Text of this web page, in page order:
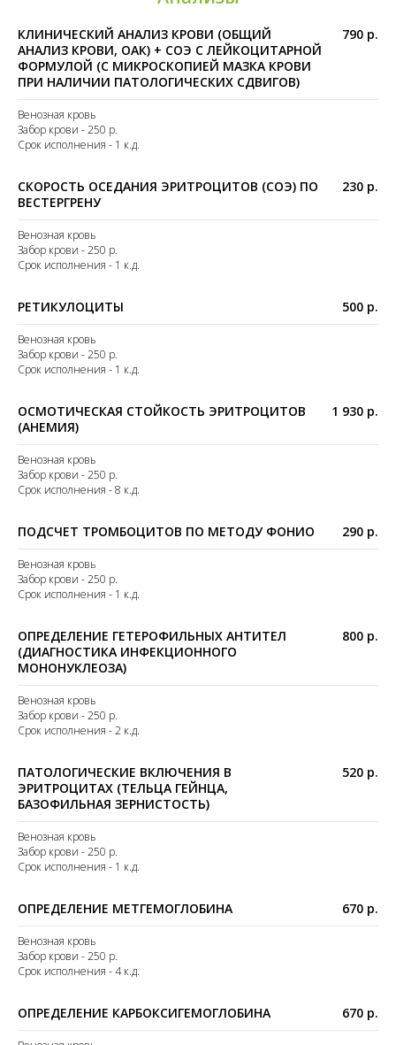
КЛИНИЧЕСКИЙ АНАЛИЗ КРОВИ (ОБЩИЙ
АНАЛИЗ КРОВИ, ОАК) + СОЭ С ЛЕЙКОЦИТАРНОЙ
ФОРМУЛОЙ (С МИКРОСКОПИЕЙ МАЗКА КРОВИ
ПРИ НАЛИЧИИ ПАТОЛОГИЧЕСКИХ СДВИГОВ)
790 р.
Венозная кровь
Забор крови - 250 р.
Срок исполнения - 1 к.д.
СКОРОСТЬ ОСЕДАНИЯ ЭРИТРОЦИТОВ (СОЭ) ПО
ВЕСТЕРГРЕНУ
230 р.
Венозная кровь
Забор крови - 250 р.
Срок исполнения - 1 к.д.
РЕТИКУЛОЦИТЫ 500 р.
Венозная кровь
Забор крови - 250 р.
Срок исполнения - 1 к.д.
ОСМОТИЧЕСКАЯ СТОЙКОСТЬ ЭРИТРОЦИТОВ
(АНЕМИЯ)
1 930 р.
Венозная кровь
Забор крови - 250 р.
Срок исполнения - 8 к.д.
ПОДСЧЕТ ТРОМБОЦИТОВ ПО МЕТОДУ ФОНИО 290 р.
Венозная кровь
Забор крови - 250 р.
Срок исполнения - 1 к.д.
ОПРЕДЕЛЕНИЕ ГЕТЕРОФИЛЬНЫХ АНТИТЕЛ
(ДИАГНОСТИКА ИНФЕКЦИОННОГО
МОНОНУКЛЕОЗА)
800 р.
Венозная кровь
Забор крови - 250 р.
Срок исполнения - 2 к.д.
ПАТОЛОГИЧЕСКИЕ ВКЛЮЧЕНИЯ В
ЭРИТРОЦИТАХ (ТЕЛЬЦА ГЕЙНЦА,
БАЗОФИЛЬНАЯ ЗЕРНИСТОСТЬ)
520 р.
Венозная кровь
Забор крови - 250 р.
Срок исполнения - 1 к.д.
ОПРЕДЕЛЕНИЕ МЕТГЕМОГЛОБИНА 670 р.
Венозная кровь
Забор крови - 250 р.
Срок исполнения - 4 к.д.
ОПРЕДЕЛЕНИЕ КАРБОКСИГЕМОГЛОБИНА 670 р.